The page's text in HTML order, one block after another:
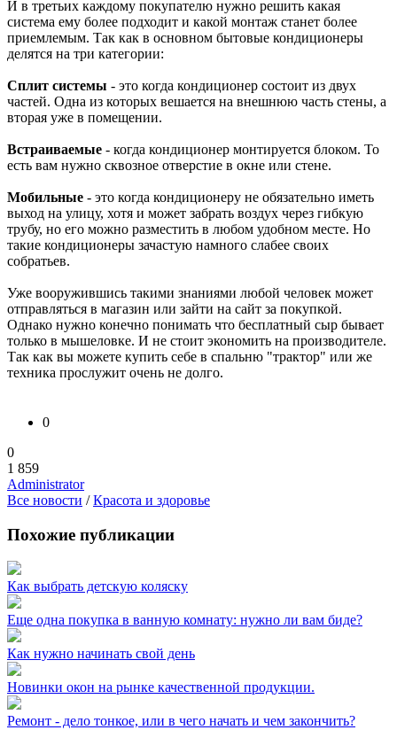
И в третьих каждому покупателю нужно решить какая
система ему более подходит и какой монтаж станет более
приемлемым. Так как в основном бытовые кондиционеры
делятся на три категории:
Сплит системы - это когда кондиционер состоит из двух
частей. Одна из которых вешается на внешнюю часть стены, а
вторая уже в помещении.
Встраиваемые - когда кондиционер монтируется блоком. То
есть вам нужно сквозное отверстие в окне или стене.
Мобильные - это когда кондиционеру не обязательно иметь
выход на улицу, хотя и может забрать воздух через гибкую
трубу, но его можно разместить в любом удобном месте. Но
такие кондиционеры зачастую намного слабее своих
собратьев.
Уже вооружившись такими знаниями любой человек может
отправляться в магазин или зайти на сайт за покупкой.
Однако нужно конечно понимать что бесплатный сыр бывает
только в мышеловке. И не стоит экономить на производителе.
Так как вы можете купить себе в спальню "трактор" или же
техника прослужит очень не долго.
0
0
1 859
Administrator
Все новости /Красота и здоровье
Похожие публикации
Как выбрать детскую коляску
Еще одна покупка в ванную комнату: нужно ли вам биде?
Как нужно начинать свой день
Новинки окон на рынке качественной продукции.
Ремонт - дело тонкое, или в чего начать и чем закончить?